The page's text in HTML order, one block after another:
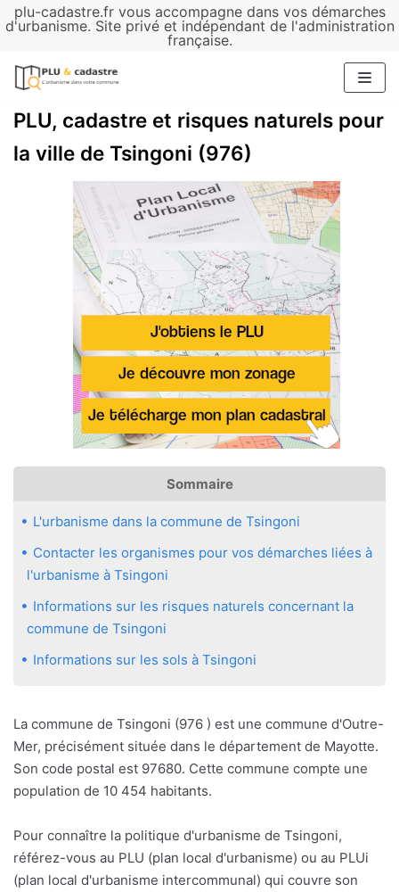
plu-cadastre.fr vous accompagne dans vos démarches
d'urbanisme. Site privé et indépendant de l'administration
française.
Aller
contenu
PLU, cadastre et risques naturels pour
la ville de Tsingoni (976)
Sommaire
L'urbanisme dans la commune de Tsingoni
Contacter les organismes pour vos démarches liées à
l'urbanisme à Tsingoni
Informations sur les risques naturels concernant la
commune de Tsingoni
Informations sur les sols à Tsingoni
La commune de Tsingoni (976 ) est une commune d'Outre-
Mer, précisément située dans le département de Mayotte.
Son code postal est 97680. Cette commune compte une
population de 10 454 habitants.
Pour connaître la politique d'urbanisme de Tsingoni,
référez-vous au PLU (plan local d'urbanisme) ou au PLUi
(plan local d'urbanisme intercommunal) qui couvre son